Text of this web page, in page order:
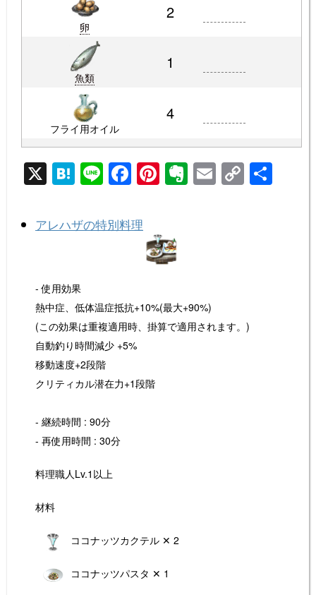
卵
2
魚類
1
フライ用オイル
4
X H
at
e
n
Li
n
e
F
a
c
e
o
k
Pi
nt
e
st
E
v
E
m
C
o
アレハザの特別料理
- 使用効果
熱中症、低体温症抵抗+10%(最大+90%)
(この効果は重複適用時、掛算で適用されます。)
自動釣り時間減少 +5%
移動速度+2段階
クリティカル潜在力+1段階
- 継続時間 : 90分
- 再使用時間 : 30分
料理職人Lv.1以上
材料
ココナッツカクテル ✕ 2
ココナッツパスタ ✕ 1